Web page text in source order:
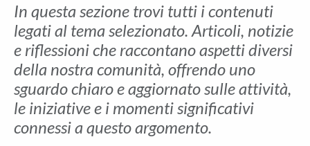
In questa sezione trovi tutti i contenuti
legati al tema selezionato. Articoli, notizie
e riflessioni che raccontano aspetti diversi
della nostra comunità, offrendo uno
sguardo chiaro e aggiornato sulle attività,
le iniziative e i momenti significativi
connessi a questo argomento.